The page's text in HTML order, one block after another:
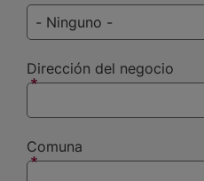
Dirección del negocio
Comuna